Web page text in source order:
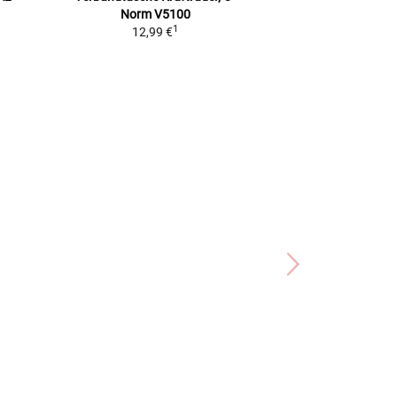
Norm V5100
12,99 €1